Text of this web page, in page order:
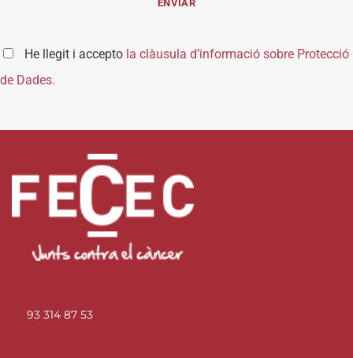
He llegit i accepto la clàusula d’informació sobre Protecció
de Dades.
93 314 87 53